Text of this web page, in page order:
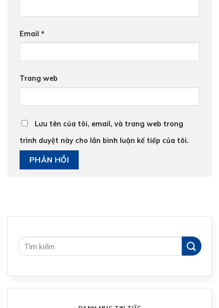
Email *
Trang web
Lưu tên của tôi, email, và trang web trong
trình duyệt này cho lần bình luận kế tiếp của tôi.